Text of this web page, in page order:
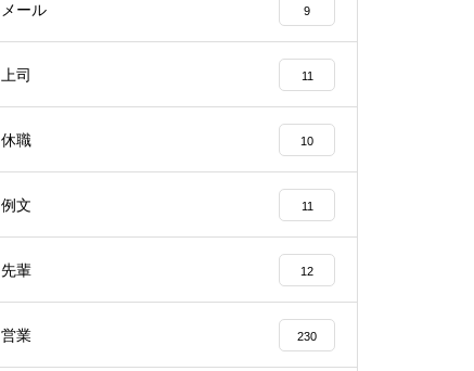
メール 9
上司 11
休職 10
例文 11
先輩 12
営業 230